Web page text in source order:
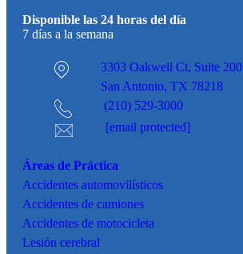
Disponible las 24 horas del día
7 días a la semana
3303 Oakwell Ct, Suite 200
San Antonio, TX 78218
(210) 529-3000
[email protected]
Áreas de Práctica
Accidentes automovilísticos
Accidentes de camiones
Accidentes de motocicleta
Lesión cerebral